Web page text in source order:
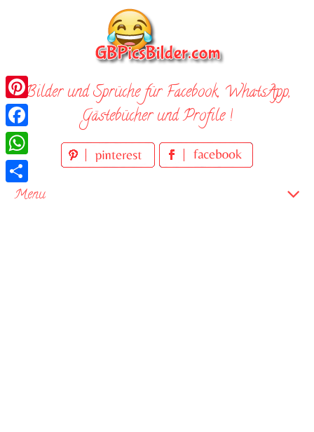
Bilder und Sprüche für Facebook, WhatsApp,
Gästebücher und Profile !
Menu
Pinterest
Facebook
WhatsApp
Teilen